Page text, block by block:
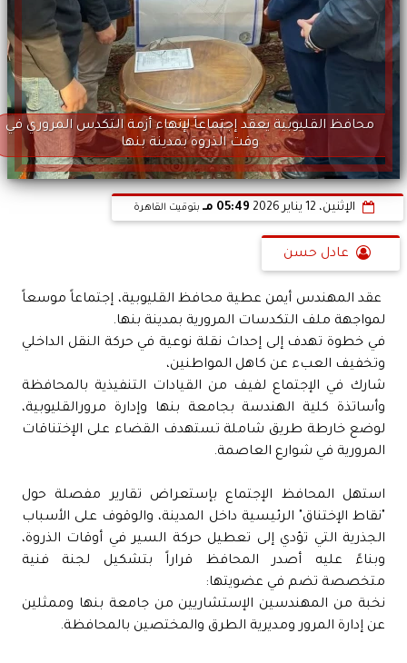
محافظ القليوبية يعقد إجتماعاً لإنهاء أزمة التكدس المروري في
وقت الذروة بمدينة بنها
الإثنين، 12 يناير 2026 05:49 مـ بتوقيت القاهرة
عادل حسن
​ عقد المهندس أيمن عطية محافظ القليوبية، إجتماعاً موسعاً
لمواجهة ملف التكدسات المرورية بمدينة بنها.
في خطوة تهدف إلى إحداث نقلة نوعية في حركة النقل الداخلي
وتخفيف العبء عن كاهل المواطنين،
شارك في الإجتماع لفيف من القيادات التنفيذية بالمحافظة
وأساتذة كلية الهندسة بجامعة بنها وإدارة مرورالقليوبية،
لوضع خارطة طريق شاملة تستهدف القضاء على الإختناقات
المرورية في شوارع العاصمة.
​استهل المحافظ الإجتماع بإستعراض تقارير مفصلة حول
"نقاط الإختناق" الرئيسية داخل المدينة، والوقوف على الأسباب
الجذرية التي تؤدي إلى تعطيل حركة السير في أوقات الذروة،
وبناءً عليه أصدر المحافظ قراراً بتشكيل لجنة فنية
متخصصة تضم في عضويتها:
​نخبة من المهندسين الإستشاريين من جامعة بنها و​ممثلين
عن إدارة المرور ومديرية الطرق والمختصين بالمحافظة.